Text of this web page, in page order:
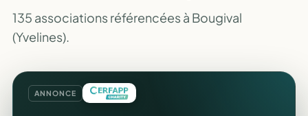
135 associations référencées à Bougival
(Yvelines).
ANNONCE